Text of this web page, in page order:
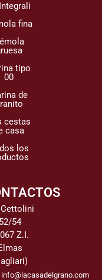
fina
tipo
00
de
cestas
casa
los
52/54
Z.I.
info@lacasadelgrano.com